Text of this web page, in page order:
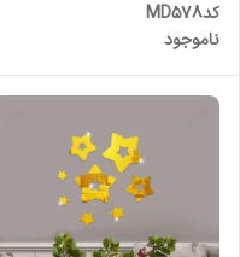
کدMD578
ناموجود